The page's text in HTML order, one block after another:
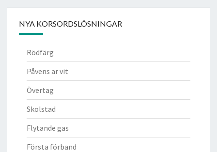
NYA KORSORDSLÖSNINGAR
Rödfärg
Påvens är vit
Övertag
Skolstad
Flytande gas
Första förband